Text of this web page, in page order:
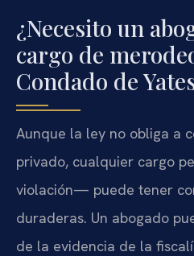
¿Necesito un
cargo de
Condado de
Aunque la ley no obliga a
privado, cualquier cargo
violación— puede tener
duraderas. Un abogado
de la evidencia de la